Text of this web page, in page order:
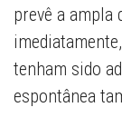
prevê a ampla
tenham sido
espontânea